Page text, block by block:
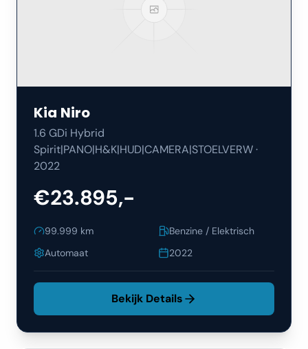
Kia Niro
1.6 GDi Hybrid
Spirit|PANO|H&K|HUD|CAMERA|STOELVERW·
2022
€23.895,-
99.999 km
Benzine / Elektrisch
Automaat
2022
Bekijk Details